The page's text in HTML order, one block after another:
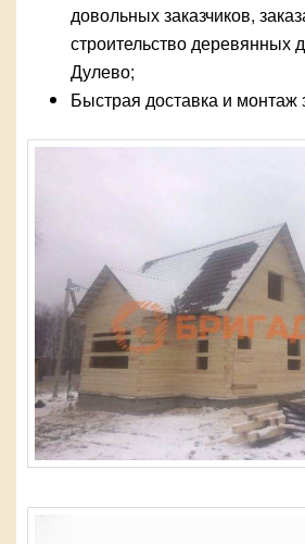
довольных заказчиков,
строительство деревянных
Дулево;
Быстрая доставка и монтаж